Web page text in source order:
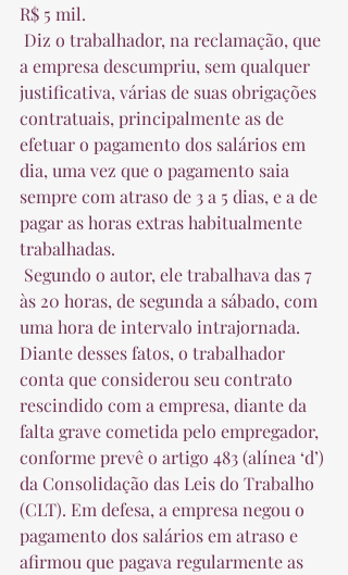
R$ 5 mil.
a empresa descumpriu, sem qualquer
justificativa, várias de suas obrigações
contratuais, principalmente as de
efetuar o pagamento dos salários em
dia, uma vez que o pagamento saia
sempre com atraso de 3 a 5 dias, e a de
pagar as horas extras habitualmente
trabalhadas.
às 20 horas, de segunda a sábado, com
uma hora de intervalo intrajornada.
Diante desses fatos, o trabalhador
conta que considerou seu contrato
rescindido com a empresa, diante da
falta grave cometida pelo empregador,
conforme prevê o artigo 483 (alínea ‘d’)
da Consolidação das Leis do Trabalho
(CLT). Em defesa, a empresa negou o
pagamento dos salários em atraso e
afirmou que pagava regularmente as